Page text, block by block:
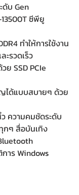
บ Gen
ซีพียู
ทำให้การใช้งาน
ะรวดเร็ว
ย SSD PCIe
ได้แบบสบายๆ ด้วย
ความคมชัดระดับ
กๆ สื่อบันเทิง
าร Windows